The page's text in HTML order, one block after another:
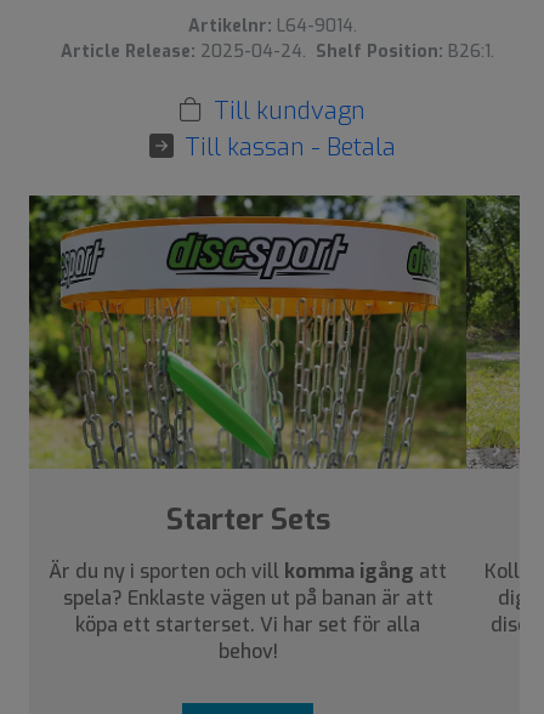
Artikelnr: L64-9014.
Article Release: 2025-04-24. Shelf Position: B26:1.
Till kundvagn
Till kassan - Betala
›
Starter Sets
Är du ny i sporten och vill komma igång att
spela? Enklaste vägen ut på banan är att
köpa ett starterset. Vi har set för alla
behov!
Kolla
dig